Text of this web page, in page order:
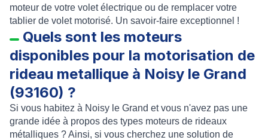
moteur de votre volet électrique ou de remplacer votre
tablier de volet motorisé. Un savoir-faire exceptionnel !
Quels sont les moteurs
disponibles pour la motorisation de
rideau metallique à Noisy le Grand
(93160) ?
Si vous habitez à Noisy le Grand et vous n'avez pas une
grande idée à propos des types moteurs de rideaux
métalliques ? Ainsi, si vous cherchez une solution de